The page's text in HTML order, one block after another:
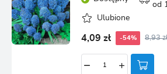
od
Ulubione
4,09 zł -54% 8,93